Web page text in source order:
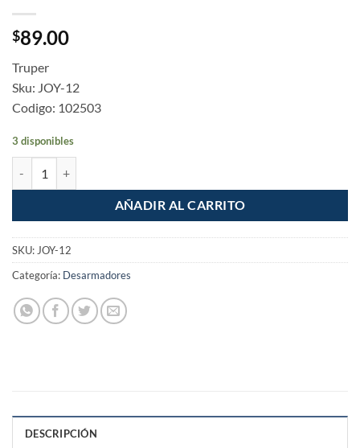
$89.00
Truper
Sku: JOY-12
Codigo: 102503
3 disponibles
AÑADIR AL CARRITO
SKU:JOY-12
Categoría: Desarmadores
DESCRIPCIÓN